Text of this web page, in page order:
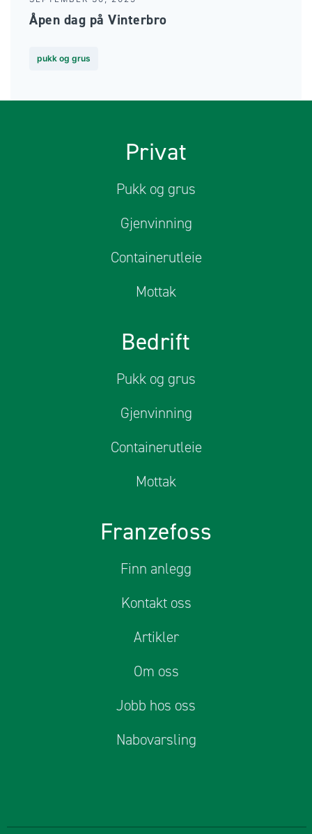
Åpen dag på Vinterbro
pukk og grus
Privat
Pukk og grus
Gjenvinning
Containerutleie
Mottak
Bedrift
Pukk og grus
Gjenvinning
Containerutleie
Mottak
Franzefoss
Finn anlegg
Kontakt oss
Artikler
Om oss
Jobb hos oss
Nabovarsling